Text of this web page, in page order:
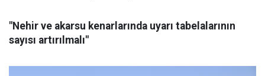
"Nehir ve akarsu kenarlarında uyarı tabelalarının
sayısı artırılmalı"